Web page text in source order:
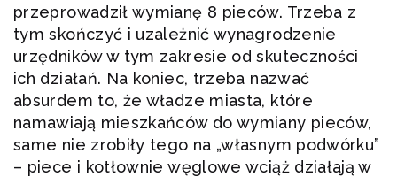
przeprowadził wymianę 8 pieców. Trzeba z
tym skończyć i uzależnić wynagrodzenie
urzędników w tym zakresie od skuteczności
ich działań. Na koniec, trzeba nazwać
absurdem to, że władze miasta, które
namawiają mieszkańców do wymiany pieców,
same nie zrobiły tego na „własnym podwórku”
– piece i kotłownie węglowe wciąż działają w